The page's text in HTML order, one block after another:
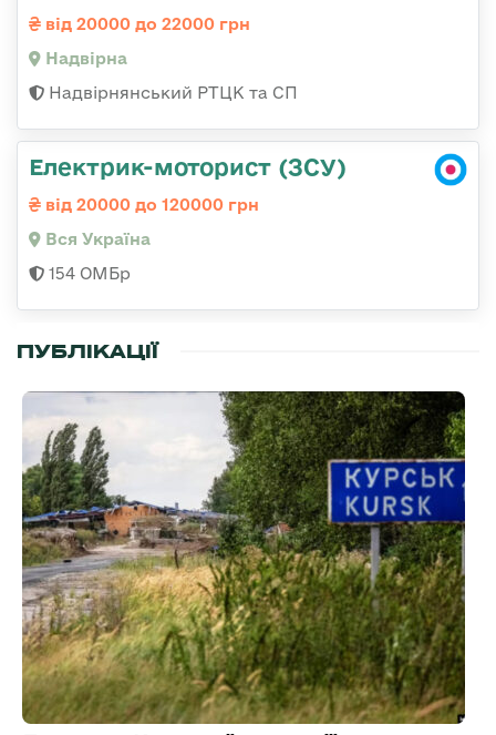
від 20000 до 22000 грн
Надвірна
Надвірнянський РТЦК та СП
Електрик-моторист (ЗСУ)
від 20000 до 120000 грн
Вся Україна
154 ОМБр
ПУБЛІКАЦІЇ